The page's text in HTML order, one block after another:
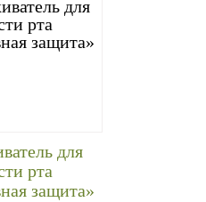
для
рта
защита»